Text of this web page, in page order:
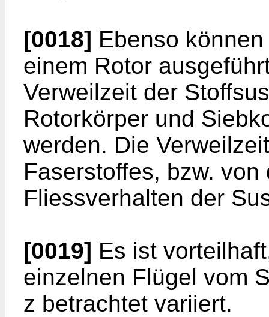
[0018] Ebenso
einem Rotor
Verweilzeit der
Rotorkörper und
werden. Die
Faserstoffes, bzw.
Fliessverhalten der
[0019] Es ist
einzelnen Flügel vom
z betrachtet variiert.